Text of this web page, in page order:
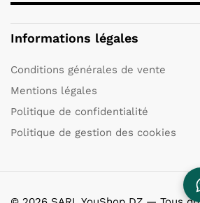
Informations légales
Conditions générales de vente
Mentions légales
Politique de confidentialité
Politique de gestion des cookies